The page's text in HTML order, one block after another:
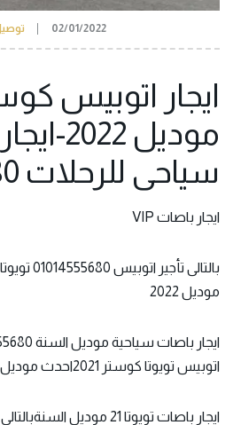
02/01/2022
موديل
سياحى للرحلات 01014555680
ايجار باصات VIP
بالتالى
موديل 2022
ايجار باصات سياحية
اتوبيس تويوتا كوستر 2021احدث موديل2022
ايجار باصات تويوتا 21